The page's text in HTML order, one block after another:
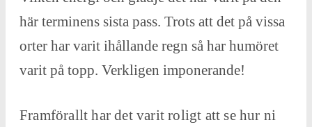
här terminens sista pass. Trots att det på vissa
orter har varit ihållande regn så har humöret
varit på topp. Verkligen imponerande!
Framförallt har det varit roligt att se hur ni